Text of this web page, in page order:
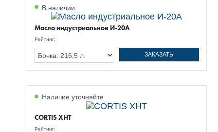
В наличии
Масло индустриальное И-20А
Рейтинг:
ЗАКАЗАТЬ
Наличие уточняйте
CORTIS XHT
Рейтинг: